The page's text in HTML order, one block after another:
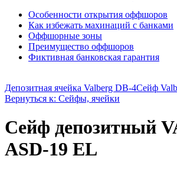
Особенности открытия оффшоров
Как избежать махинаций с банками
Оффшорные зоны
Преимущество оффшоров
Фиктивная банковская гарантия
Депозитная ячейка Valberg DB-4Сейф
Вернуться к: Сейфы, ячейки
Сейф депозитный
ASD-19 EL